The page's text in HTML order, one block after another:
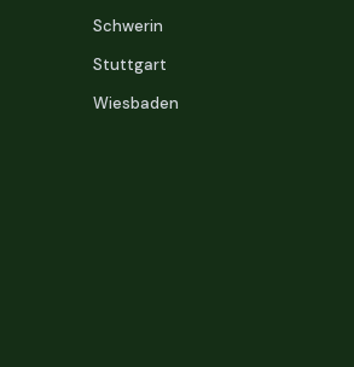
Schwerin
Stuttgart
Wiesbaden